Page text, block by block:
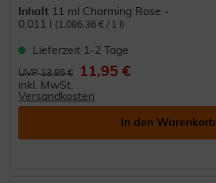
Inhalt 11 ml Charming Rose -
0.011 l
(1.086,36 € / 1 l)
Lieferzeit 1-2 Tage
UVP 13,95 € 11,95 €
inkl. MwSt.
Versandkosten
In den Warenkorb